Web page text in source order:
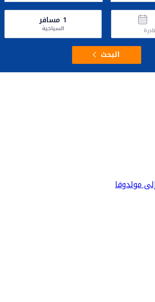
1 مسافر
السياحية
البحث
مولدوفا